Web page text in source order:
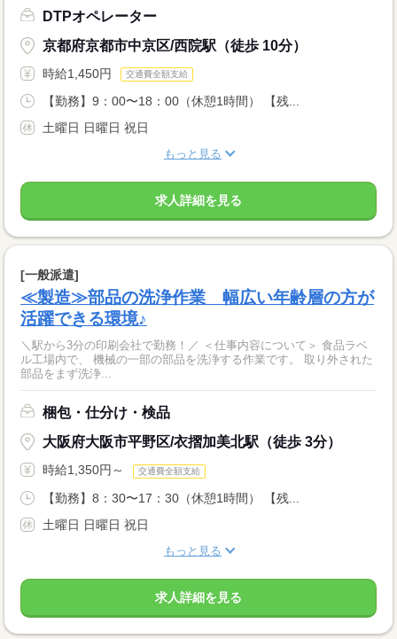
DTPオペレーター
京都府京都市中京区/西院駅（徒歩 10分）
時給1,450円 交通費全額支給
【勤務】9：00〜18：00（休憩1時間） 【残...
土曜日 日曜日 祝日
もっと見る
求人詳細を見る
[一般派遣]
≪製造≫部品の洗浄作業 幅広い年齢層の方が
活躍できる環境♪
＼駅から3分の印刷会社で勤務！／ ＜仕事内容について＞ 食品ラベ
ル工場内で、 機械の一部の部品を洗浄する作業です。 取り外された
部品をまず洗浄...
梱包・仕分け・検品
大阪府大阪市平野区/衣摺加美北駅（徒歩 3分）
時給1,350円～ 交通費全額支給
【勤務】8：30〜17：30（休憩1時間） 【残...
土曜日 日曜日 祝日
もっと見る
求人詳細を見る